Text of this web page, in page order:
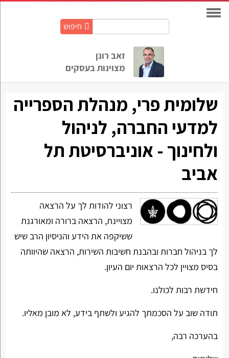
חיפוש
זאב רונן
מצוינות בעסקים
שלומית פרי, מנהלת הספרייה
למדעי החברה, לניהול
ולחינוך - אוניברסיטת תל
אביב
רצוני להודות לך על הרצאה
מצויינת, הרצאה ברורה ומאורגנת
ששיקפה את הידע והניסיון הרב שיש
לך בניהול חברות ובהבנת חשיבות השירות, הרצאה שהיוותה
בסיס מצויין לכל הרצאות יום העיון.
חידשת רבות לכולנו.
תודה שוב על הסכמתך להגיע ולשתף בידע, לא מובן מאליו.
בהערכה רבה,